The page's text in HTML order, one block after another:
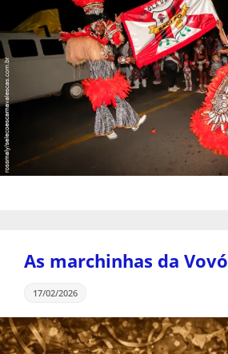
As marchinhas da Vovó
17/02/2026